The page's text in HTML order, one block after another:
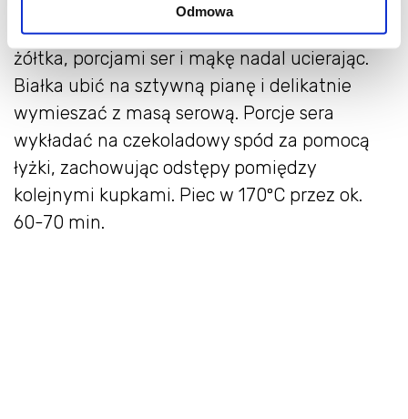
Odmowa
na puszystą, białą masę z cukrem, dodać
żółtka, porcjami ser i mąkę nadal ucierając.
Białka ubić na sztywną pianę i delikatnie
wymieszać z masą serową. Porcje sera
wykładać na czekoladowy spód za pomocą
łyżki, zachowując odstępy pomiędzy
kolejnymi kupkami. Piec w 170ºC przez ok.
60-70 min.